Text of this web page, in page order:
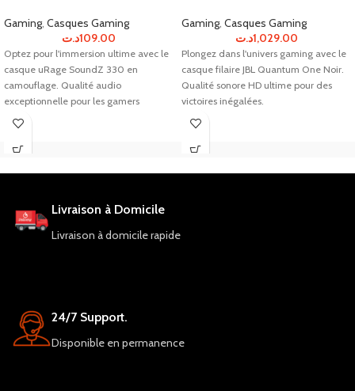
Gaming, Casques Gaming
109.00د.ت
Optez pour l'immersion ultime avec le
casque uRage SoundZ 330 en
camouflage. Qualité audio
exceptionnelle pour les gamers
exigeants.
Gaming, Casques Gaming
1,029.00د.ت
Plongez dans l'univers gaming avec le
casque filaire JBL Quantum One Noir.
Qualité sonore HD ultime pour des
victoires inégalées.
Livraison à Domicile
Livraison à domicile rapide
24/7 Support.
Disponible en permanence